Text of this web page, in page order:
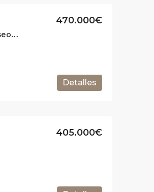
Exclusiva vivienda reformada junto al Paseo de Sant Joan
470.000€
Detalles
405.000€